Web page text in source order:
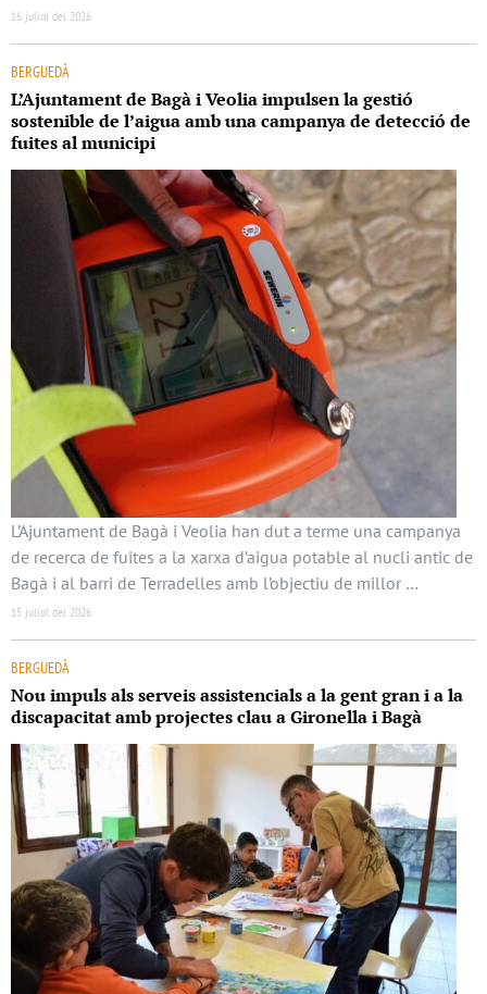
16 juliol del 2026
BERGUEDÀ
L’Ajuntament de Bagà i Veolia impulsen la gestió
sostenible de l’aigua amb una campanya de detecció de
fuites al municipi
L’Ajuntament de Bagà i Veolia han dut a terme una campanya
de recerca de fuites a la xarxa d’aigua potable al nucli antic de
Bagà i al barri de Terradelles amb l’objectiu de millor …
15 juliol del 2026
BERGUEDÀ
Nou impuls als serveis assistencials a la gent gran i a la
discapacitat amb projectes clau a Gironella i Bagà